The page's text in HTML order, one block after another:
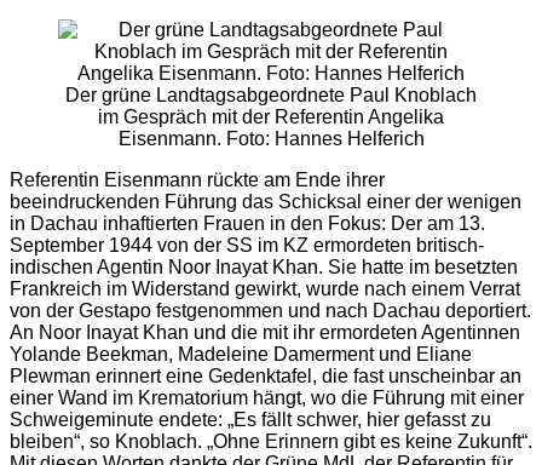
Der grüne Landtagsabgeordnete Paul Knoblach
im Gespräch mit der Referentin Angelika
Eisenmann. Foto: Hannes Helferich
Referentin Eisenmann rückte am Ende ihrer
beeindruckenden Führung das Schicksal einer der wenigen
in Dachau inhaftierten Frauen in den Fokus: Der am 13.
September 1944 von der SS im KZ ermordeten britisch-
indischen Agentin Noor Inayat Khan. Sie hatte im besetzten
Frankreich im Widerstand gewirkt, wurde nach einem Verrat
von der Gestapo festgenommen und nach Dachau deportiert.
An Noor Inayat Khan und die mit ihr ermordeten Agentinnen
Yolande Beekman, Madeleine Damerment und Eliane
Plewman erinnert eine Gedenktafel, die fast unscheinbar an
einer Wand im Krematorium hängt, wo die Führung mit einer
Schweigeminute endete: „Es fällt schwer, hier gefasst zu
bleiben“, so Knoblach. „Ohne Erinnern gibt es keine Zukunft“.